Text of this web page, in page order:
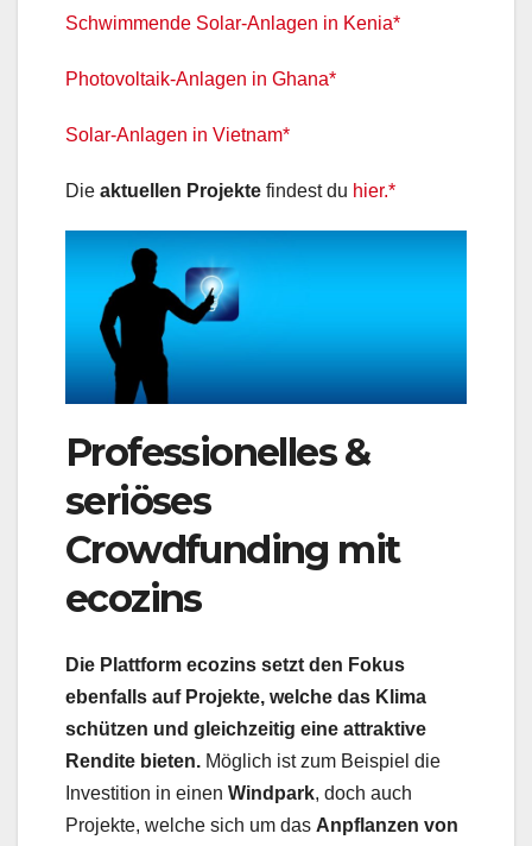
Schwimmende Solar-Anlagen in Kenia*
Photovoltaik-Anlagen in Ghana*
Solar-Anlagen in Vietnam*
Die aktuellen Projekte findest du hier.*
Professionelles &
seriöses
Crowdfunding mit
ecozins
Die Plattform ecozins setzt den Fokus
ebenfalls auf Projekte, welche das Klima
schützen und gleichzeitig eine attraktive
Rendite bieten. Möglich ist zum Beispiel die
Investition in einen Windpark, doch auch
Projekte, welche sich um das Anpflanzen von